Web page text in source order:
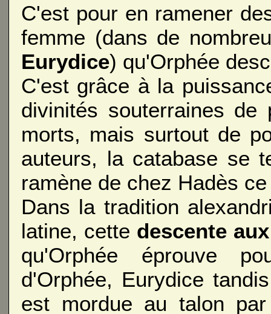
C'est pour en ramener
femme (dans de
Eurydice) qu'Orphée
C'est grâce à la
divinités souterraines
morts, mais surtout de
auteurs, la catabase se
ramène de chez Hadès
Dans la tradition
latine, cette descente
qu'Orphée éprouve
d'Orphée, Eurydice
est mordue au talon